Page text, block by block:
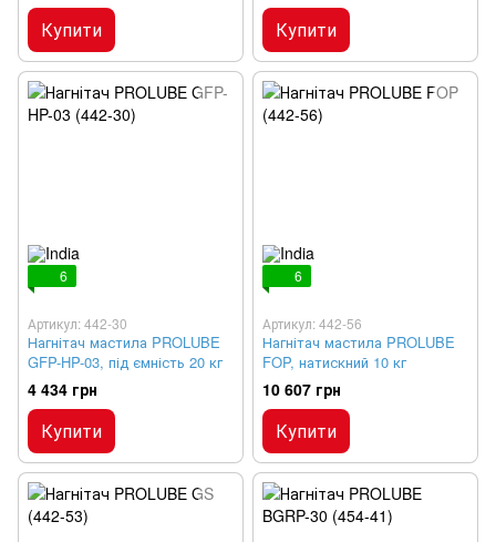
Купити Купити
6
Артикул: 442-30
Нагнітач мастила PROLUBE
GFP-HP-03, під ємність 20 кг
4 434 грн
Купити
6
Артикул: 442-56
Нагнітач мастила PROLUBE
FOP, натискний 10 кг
10 607 грн
Купити